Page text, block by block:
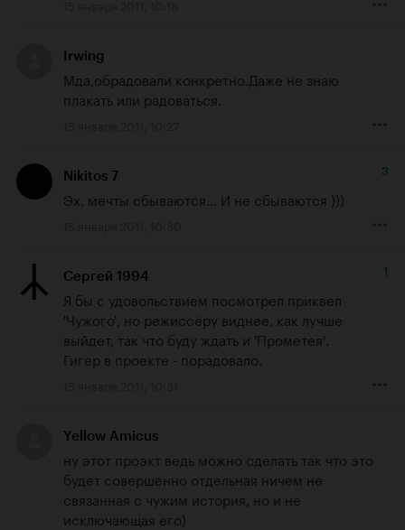
Irwing
Мда,обрадовали конкретно.Даже не знаю
плакать или радоваться.
Nikitos 7 3
Эх. мечты сбываются... И не сбываются )))
Сергей 1994 1
Я бы с удовольствием посмотрел приквел
'Чужого', но режиссёру виднее, как лучше
выйдет, так что буду ждать и 'Прометея'.
Гигер в проекте - порадовало.
Yellow Amicus
ну этот проэкт ведь можно сделать так что это
будет совершенно отдельная ничем не
связанная с чужим история, но и не
исключающая его)